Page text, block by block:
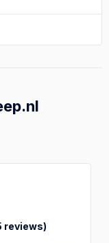
reviews)